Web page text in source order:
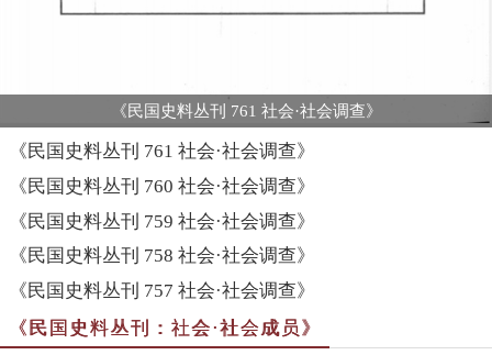
《民国史料丛刊 761 社会·社会调查》
《民国史料丛刊 761 社会·社会调查》
《民国史料丛刊 760 社会·社会调查》
《民国史料丛刊 759 社会·社会调查》
《民国史料丛刊 758 社会·社会调查》
《民国史料丛刊 757 社会·社会调查》
《民国史料丛刊：社会·社会成员》